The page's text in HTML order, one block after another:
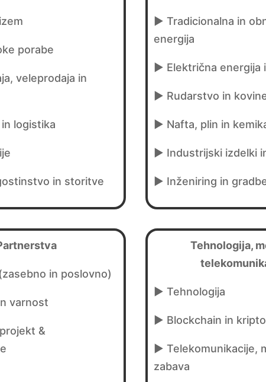
porabe
veleprodaja in
logistika
in storitve
► Tradicionalna in
energija
► Električna energija
► Rudarstvo in
► Nafta, plin in
► Industrijski izdelki
► Inženiring in
in poslovno)
varnost
&
Tehnologija,
► Tehnologija
► Blockchain in
► Telekomunikacije,
zabava